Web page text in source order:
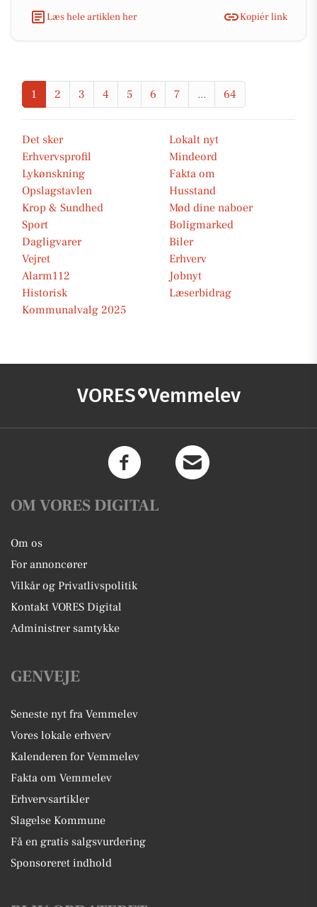
Læs hele artiklen her
Kopiér link
1 2 3 4 5 6 7 ... 64
Det sker
Lokalt nyt
Erhvervsprofil
Mindeord
Lykønskning
Fakta om
Opslagstavlen
Husstand
Krop & Sundhed
Mød dine naboer
Sport
Boligmarked
Dagligvarer
Biler
Vejret
Erhverv
Alarm112
Jobnyt
Historisk
Læserbidrag
Kommunalvalg 2025
VORES Vemmelev
OM VORES DIGITAL
Om os
For annoncører
Vilkår og Privatlivspolitik
Kontakt VORES Digital
Administrer samtykke
GENVEJE
Seneste nyt fra Vemmelev
Vores lokale erhverv
Kalenderen for Vemmelev
Fakta om Vemmelev
Erhvervsartikler
Slagelse Kommune
Få en gratis salgsvurdering
Sponsoreret indhold